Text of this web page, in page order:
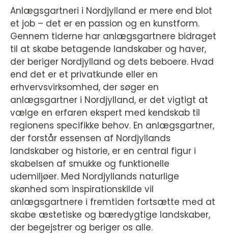
Anlægsgartneri i Nordjylland er mere end blot
et job – det er en passion og en kunstform.
Gennem tiderne har anlægsgartnere bidraget
til at skabe betagende landskaber og haver,
der beriger Nordjylland og dets beboere. Hvad
end det er et privatkunde eller en
erhvervsvirksomhed, der søger en
anlægsgartner i Nordjylland, er det vigtigt at
vælge en erfaren ekspert med kendskab til
regionens specifikke behov. En anlægsgartner,
der forstår essensen af Nordjyllands
landskaber og historie, er en central figur i
skabelsen af smukke og funktionelle
udemiljøer. Med Nordjyllands naturlige
skønhed som inspirationskilde vil
anlægsgartnere i fremtiden fortsætte med at
skabe æstetiske og bæredygtige landskaber,
der begejstrer og beriger os alle.